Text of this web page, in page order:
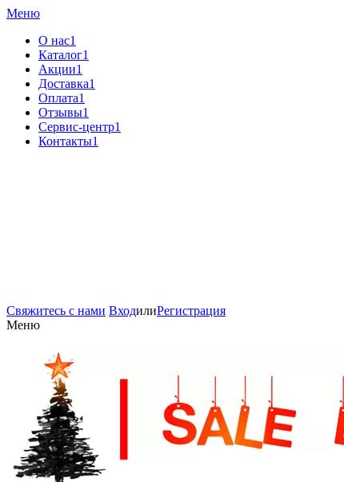
Меню
О нас1
Каталог1
Акции1
Доставка1
Оплата1
Отзывы1
Сервис-центр1
Контакты1
Свяжитесь с нами ВходилиРегистрация
Меню